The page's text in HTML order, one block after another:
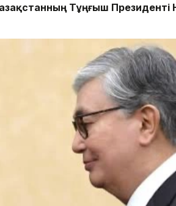
Тұңғыш Президенті